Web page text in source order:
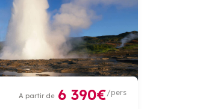
A partir de 6 390€/pers